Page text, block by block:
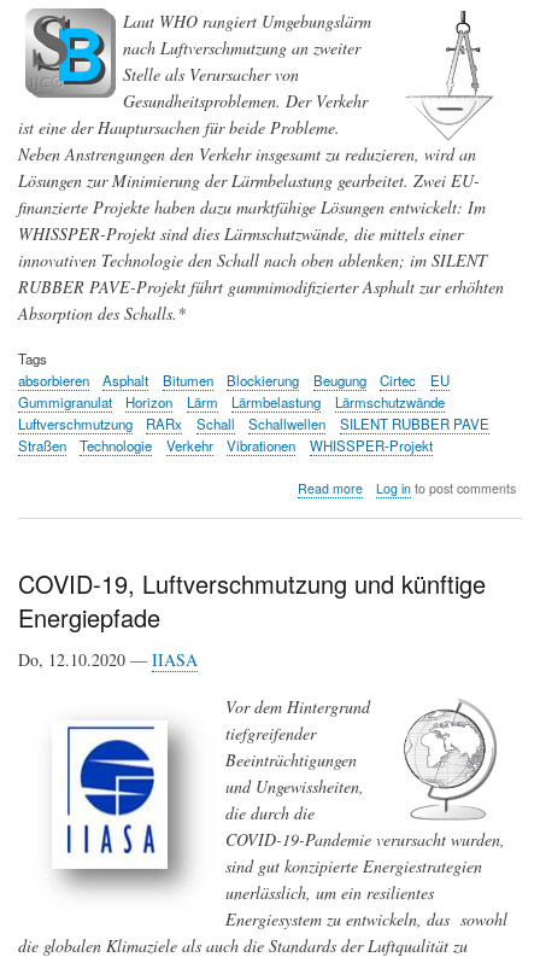
Laut WHO rangiert Umgebungslärm
nach Luftverschmutzung an zweiter
Stelle als Verursacher von
Gesundheitsproblemen. Der Verkehr
ist eine der Hauptursachen für beide Probleme.
Neben Anstrengungen den Verkehr insgesamt zu reduzieren, wird an
Lösungen zur Minimierung der Lärmbelastung gearbeitet. Zwei EU-
finanzierte Projekte haben dazu marktfähige Lösungen entwickelt: Im
WHISSPER-Projekt sind dies Lärmschutzwände, die mittels einer
innovativen Technologie den Schall nach oben ablenken; im SILENT
RUBBER PAVE-Projekt führt gummimodifizierter Asphalt zur erhöhten
Absorption des Schalls.*
Tags
absorbieren
Asphalt Bitumen Blockierung Beugung Cirtec
EU
Gummigranulat
Horizon Lärm Lärmbelastung
Lärmschutzwände
Luftverschmutzung
RARx Schall Schallwellen
SILENT RUBBER PAVE
Straßen
Technologie Verkehr Vibrationen WHISSPER-Projekt
Read moreabout
abgelenkte
Log into post comments
COVID-19, Luftverschmutzung und künftige
Energiepfade
Do, 12.10.2020 — IIASA
Vor dem Hintergrund
tiefgreifender
Beeinträchtigungen
und Ungewissheiten,
die durch die
COVID-19-Pandemie verursacht wurden,
sind gut konzipierte Energiestrategien
unerlässlich, um ein resilientes
Energiesystem zu entwickeln, das sowohl
die globalen Klimaziele als auch die Standards der Luftqualität zu